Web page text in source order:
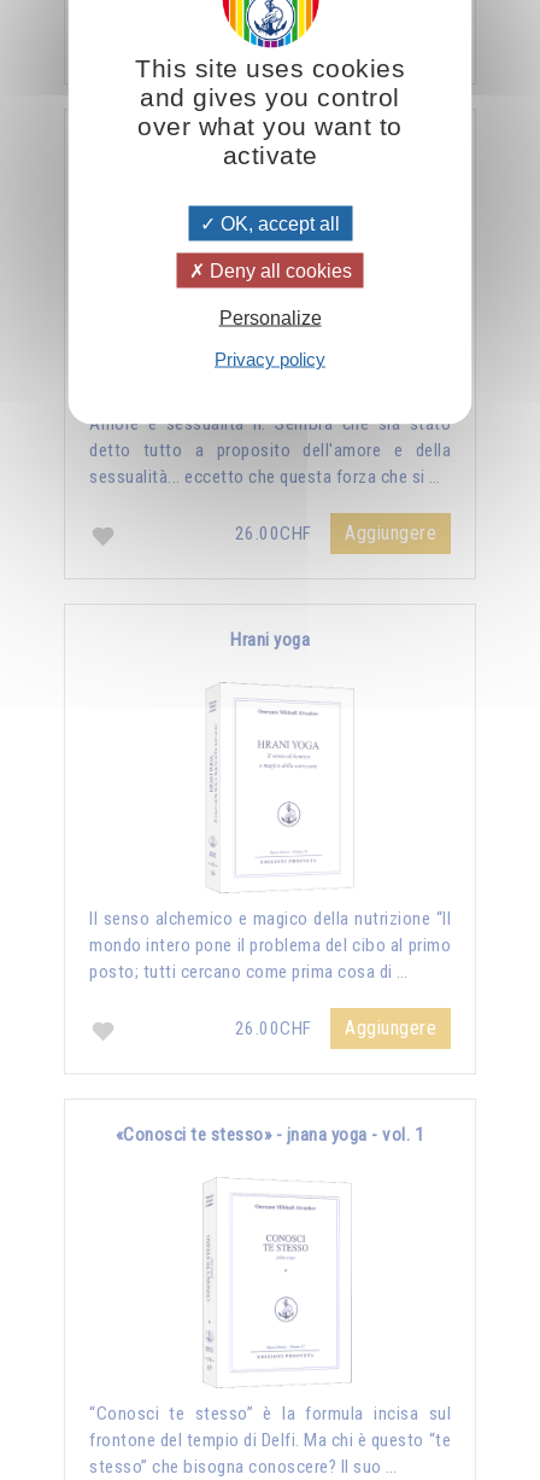
26.00CHF
La sessualità forza del cielo
Amore e sessualità II. Sembra che sia stato
detto tutto a proposito dell'amore e della
sessualità... eccetto che questa forza che si …
26.00CHF Aggiungere
Hrani yoga
Il senso alchemico e magico della nutrizione “Il
mondo intero pone il problema del cibo al primo
posto; tutti cercano come prima cosa di …
26.00CHF Aggiungere
«Conosci te stesso» - jnana yoga - vol. 1
“Conosci te stesso” è la formula incisa sul
frontone del tempio di Delfi. Ma chi è questo “te
stesso” che bisogna conoscere? Il suo …
This site uses cookies
and gives you control
over what you want to
activate
OK, accept all
Deny all cookies
Personalize
Privacy policy